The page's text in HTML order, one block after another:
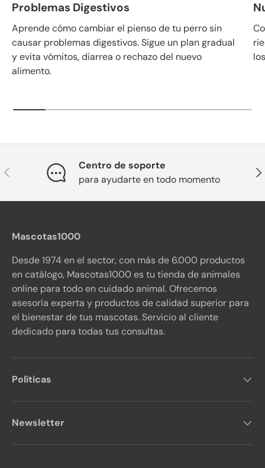
Problemas Digestivos
Aprende cómo cambiar el pienso de tu perro sin
causar problemas digestivos. Sigue un plan gradual
y evita vómitos, diarrea o rechazo del nuevo
alimento.
Anterior
Centro de soporte
para ayudarte en todo momento
Mascotas1000
Desde 1974 en el sector, con más de 6.000 productos
en catálogo, Mascotas1000 es tu tienda de animales
online para todo en cuidado animal. Ofrecemos
asesoría experta y productos de calidad superior para
el bienestar de tus mascotas. Servicio al cliente
dedicado para todas tus consultas.
Políticas
Newsletter